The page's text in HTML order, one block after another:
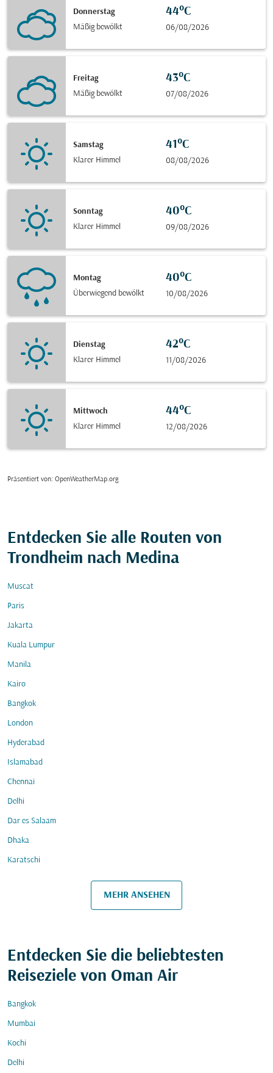
Donnerstag
Mäßig bewölkt
44°C
06/08/2026
Freitag
Mäßig bewölkt
43°C
07/08/2026
Samstag
Klarer Himmel
41°C
08/08/2026
Sonntag
Klarer Himmel
40°C
09/08/2026
Montag
Überwiegend bewölkt
40°C
10/08/2026
Dienstag
Klarer Himmel
42°C
11/08/2026
Mittwoch
Klarer Himmel
44°C
12/08/2026
Präsentiert von: OpenWeatherMap.org
Entdecken Sie alle Routen von
Trondheim nach Medina
Muscat
Paris
Jakarta
Kuala Lumpur
Manila
Kairo
Bangkok
London
Hyderabad
Islamabad
Chennai
Delhi
Dar es Salaam
Dhaka
Karatschi
MEHR ANSEHEN
Entdecken Sie die beliebtesten
Reiseziele von Oman Air
Bangkok
Mumbai
Kochi
Delhi